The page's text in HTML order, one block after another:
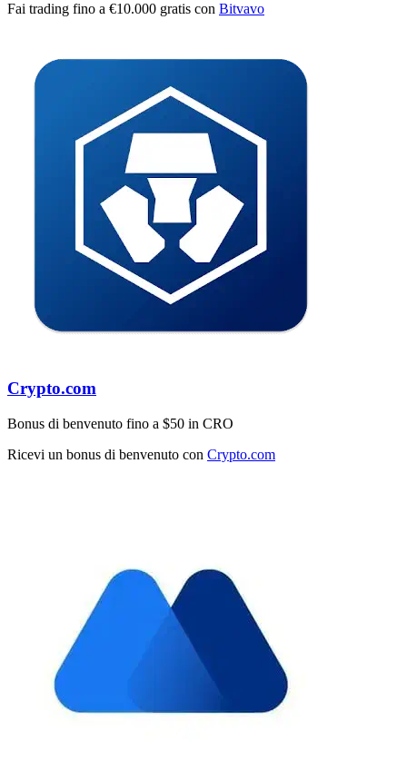
Fai trading fino a €10.000 gratis con Bitvavo
Crypto.com
Bonus di benvenuto fino a $50 in CRO
Ricevi un bonus di benvenuto con Crypto.com